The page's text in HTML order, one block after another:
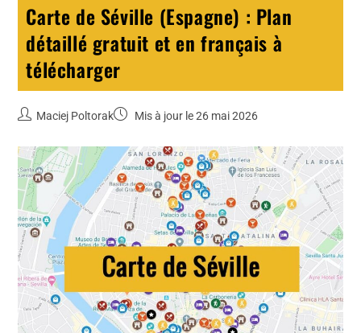
Carte de Séville (Espagne) : Plan
détaillé gratuit et en français à
télécharger
Maciej Poltorak Mis à jour le 26 mai 2026